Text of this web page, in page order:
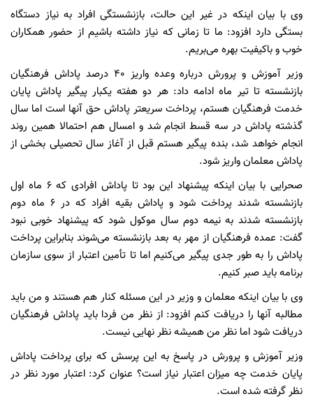
وی با بیان اینکه در غیر این حالت، بازنشستگی افراد به نیاز دستگاه
بستگی دارد افزود: ما تا زمانی که نیاز داشته باشیم از حضور همکاران
خوب و باکیفیت بهره می‌بریم.
وزیر آموزش و پرورش درباره وعده واریز ۴۰ درصد پاداش فرهنگیان
بازنشسته تا تیر ماه ادامه داد: هر دو هفته یکبار پیگیر پاداش پایان
خدمت فرهنگیان هستم، پرداخت سریعتر پاداش حق آنها است اما سال
گذشته پاداش در سه قسط انجام شد و امسال هم احتمالا همین روند
انجام خواهد شد، بنده پیگیر هستم قبل از آغاز سال تحصیلی بخشی از
پاداش معلمان واریز شود.
صحرایی با بیان اینکه پیشنهاد این بود تا پاداش افرادی که ۶ ماه اول
بازنشسته شدند پرداخت شود و پاداش بقیه افراد که در ۶ ماه دوم
بازنشسته شدند به نیمه دوم سال موکول شود که پیشنهاد خوبی نبود
گفت: عمده فرهنگیان از مهر به بعد بازنشسته می‌شوند بنابراین پرداخت
پاداش را به طور جدی پیگیر می‌کنیم اما تا تأمین اعتبار از سوی سازمان
برنامه باید صبر کنیم.
وی با بیان اینکه معلمان و وزیر در این مسئله کنار هم هستند و من باید
مطالبه آنها را دریافت کنم افزود: از نظر من فردا باید پاداش فرهنگیان
دریافت شود اما نظر من همیشه نظر نهایی نیست.
وزیر آموزش و پرورش در پاسخ به این پرسش که برای‌ پرداخت پاداش
پایان خدمت چه میزان اعتبار نیاز است؟ عنوان کرد: اعتبار مورد نظر در
نظر گرفته شده است.